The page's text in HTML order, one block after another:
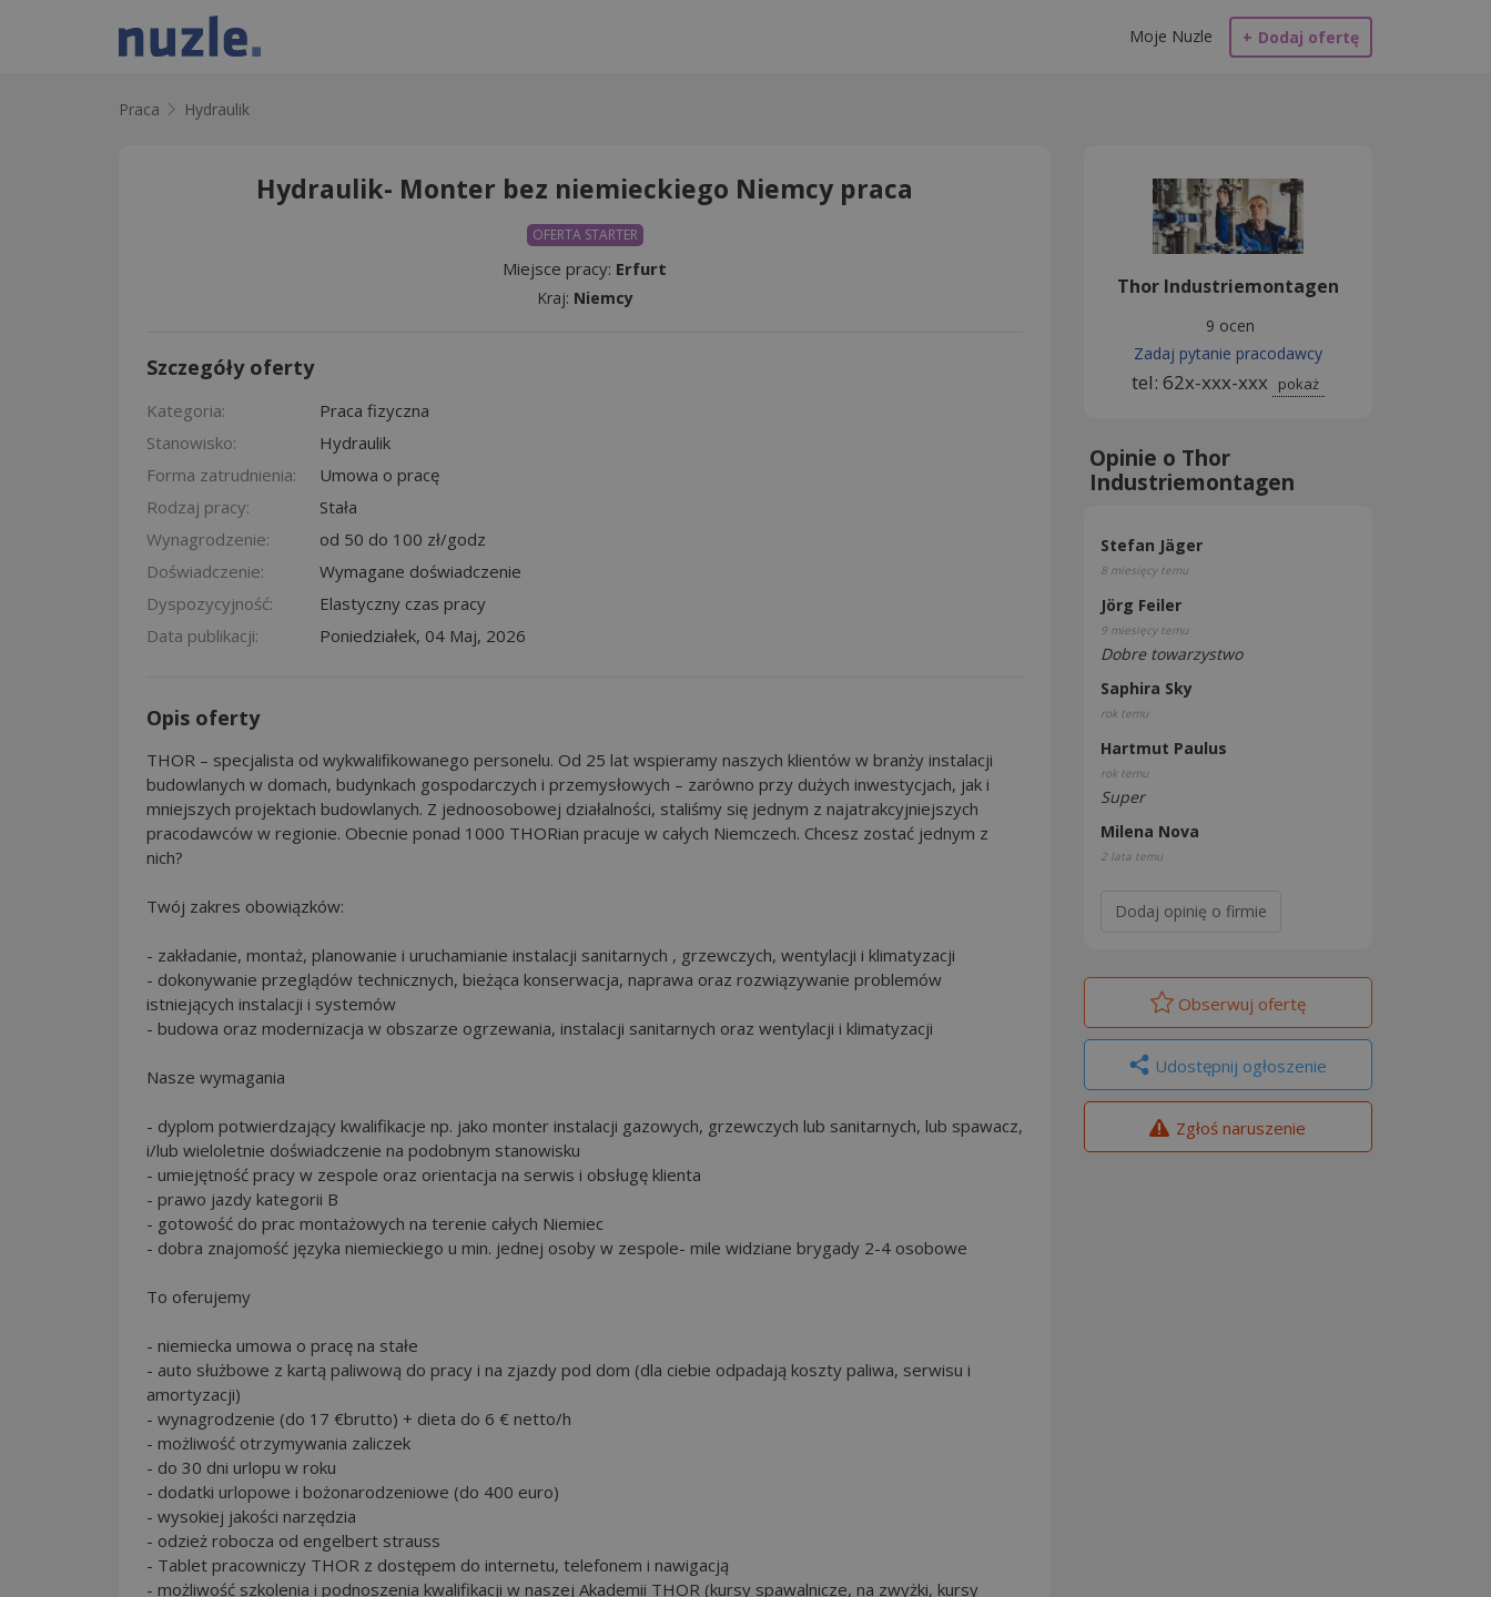
+ Dodaj ofertę
Moje Nuzle
Praca Hydraulik
Thor Industriemontagen
9 ocen
Zadaj pytanie pracodawcy
tel: 62x-xxx-xxx pokaż
Opinie o Thor
Industriemontagen
Stefan Jäger
8 miesięcy temu
Jörg Feiler
9 miesięcy temu
Dobre towarzystwo
Saphira Sky
rok temu
Hartmut Paulus
rok temu
Super
Milena Nova
2 lata temu
Dodaj opinię o firmie
Obserwuj ofertę
Udostępnij ogłoszenie
Zgłoś naruszenie
Hydraulik- Monter bez niemieckiego Niemcy praca
OFERTA STARTER
Miejsce pracy: Erfurt
Kraj: Niemcy
Szczegóły oferty
Kategoria:
Praca fizyczna
Stanowisko:
Hydraulik
Forma zatrudnienia:
Umowa o pracę
Rodzaj pracy:
Stała
Wynagrodzenie:
od 50 do 100 zł/godz
Doświadczenie:
Wymagane doświadczenie
Dyspozycyjność:
Elastyczny czas pracy
Data publikacji:
Poniedziałek, 04 Maj, 2026
Opis oferty
THOR – specjalista od wykwaliﬁkowanego personelu. Od 25 lat wspieramy naszych klientów w branży instalacji
budowlanych w domach, budynkach gospodarczych i przemysłowych – zarówno przy dużych inwestycjach, jak i
mniejszych projektach budowlanych. Z jednoosobowej działalności, staliśmy się jednym z najatrakcyjniejszych
pracodawców w regionie. Obecnie ponad 1000 THORian pracuje w całych Niemczech. Chcesz zostać jednym z
nich?
Twój zakres obowiązków:
- zakładanie, montaż, planowanie i uruchamianie instalacji sanitarnych , grzewczych, wentylacji i klimatyzacji
- dokonywanie przeglądów technicznych, bieżąca konserwacja, naprawa oraz rozwiązywanie problemów
istniejących instalacji i systemów
- budowa oraz modernizacja w obszarze ogrzewania, instalacji sanitarnych oraz wentylacji i klimatyzacji
Nasze wymagania
- dyplom potwierdzający kwalifikacje np. jako monter instalacji gazowych, grzewczych lub sanitarnych, lub spawacz,
i/lub wieloletnie doświadczenie na podobnym stanowisku
- umiejętność pracy w zespole oraz orientacja na serwis i obsługę klienta
- prawo jazdy kategorii B
- gotowość do prac montażowych na terenie całych Niemiec
- dobra znajomość języka niemieckiego u min. jednej osoby w zespole- mile widziane brygady 2-4 osobowe
To oferujemy
- niemiecka umowa o pracę na stałe
- auto służbowe z kartą paliwową do pracy i na zjazdy pod dom (dla ciebie odpadają koszty paliwa, serwisu i
amortyzacji)
- wynagrodzenie (do 17 €brutto) + dieta do 6 € netto/h
- możliwość otrzymywania zaliczek
- do 30 dni urlopu w roku
- dodatki urlopowe i bożonarodzeniowe (do 400 euro)
- wysokiej jakości narzędzia
- odzież robocza od engelbert strauss
- Tablet pracowniczy THOR z dostępem do internetu, telefonem i nawigacją
- możliwość szkolenia i podnoszenia kwalifikacji w naszej Akademii THOR (kursy spawalnicze, na zwyżki, kursy